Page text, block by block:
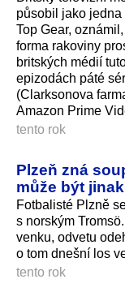
působil jako
Top Gear,
forma rakoviny
britských médií
epizodách páté
(Clarksonova
Amazon Prime
tento rok
Plzeň zná
může být jinak
Fotbalisté Plzně
s norským
venku, odvetu
o tom dnešní los
tento rok